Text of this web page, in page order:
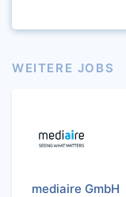
WEITERE JOBS
mediaire GmbH